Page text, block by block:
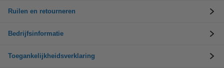
Ruilen en retourneren
Bedrijfsinformatie
Toegankelijkheidsverklaring